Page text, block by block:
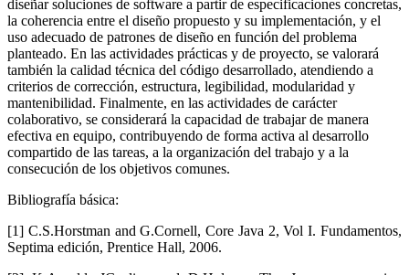
diseñar soluciones de software a partir de especificaciones concretas,
la coherencia entre el diseño propuesto y su implementación, y el
uso adecuado de patrones de diseño en función del problema
planteado. En las actividades prácticas y de proyecto, se valorará
también la calidad técnica del código desarrollado, atendiendo a
criterios de corrección, estructura, legibilidad, modularidad y
mantenibilidad. Finalmente, en las actividades de carácter
colaborativo, se considerará la capacidad de trabajar de manera
efectiva en equipo, contribuyendo de forma activa al desarrollo
compartido de las tareas, a la organización del trabajo y a la
consecución de los objetivos comunes.
Bibliografía básica:
[1] C.S.Horstman and G.Cornell, Core Java 2, Vol I. Fundamentos,
Septima edición, Prentice Hall, 2006.